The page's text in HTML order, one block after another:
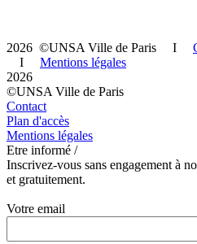
2026 ©UNSA Ville de Paris I
I Mentions légales
2026
©UNSA Ville de Paris
Contact
Plan d'accès
Mentions légales
Etre informé /
Inscrivez-vous sans engagement à
et gratuitement.
Votre email